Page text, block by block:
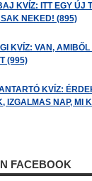
KVÍZ: ITT EGY ÚJ
NEKED! (895)
KVÍZ: VAN,
(995)
KVÍZ:
IZGALMAS NAP, MI
FACEBOOK